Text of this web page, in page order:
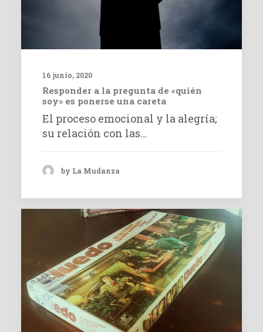
16 junio, 2020
Responder a la pregunta de «quién
soy» es ponerse una careta
El proceso emocional y la alegría;
su relación con las…
by La Mudanza